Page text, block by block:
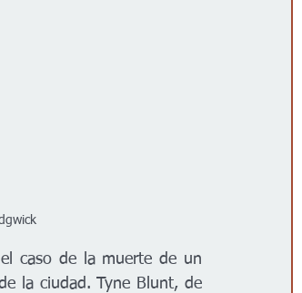
caso de la muerte de un
la ciudad. Tyne Blunt, de